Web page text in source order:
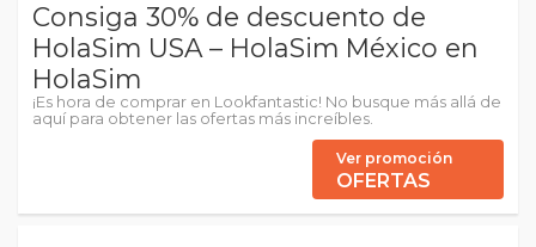
Consiga 30% de descuento de
HolaSim USA – HolaSim México en
HolaSim
¡Es hora de comprar en Lookfantastic! No busque más allá de
aquí para obtener las ofertas más increíbles.
Ver promoción
OFERTAS